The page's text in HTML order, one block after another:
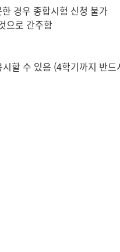
경우 종합시험 신청 불가
으로 간주함
할 수 있음 (4학기까지 반드